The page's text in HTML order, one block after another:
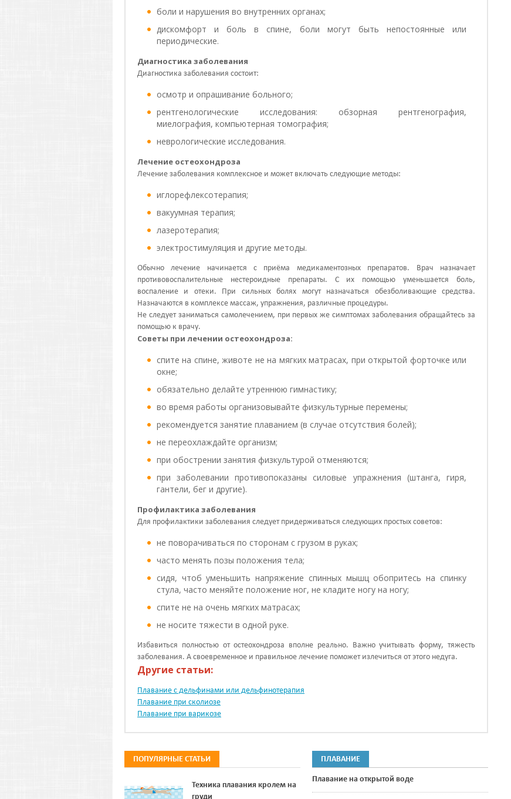
боли и нарушения во внутренних органах;
дискомфорт и боль в спине, боли могут быть непостоянные или
периодические.
Диагностика заболевания
Диагностика заболевания состоит:
осмотр и опрашивание больного;
рентгенологические исследования: обзорная рентгенография,
миелография, компьютерная томография;
неврологические исследования.
Лечение остеохондроза
Лечение заболевания комплексное и может включать следующие методы:
иглорефлексотерапия;
вакуумная терапия;
лазеротерапия;
электростимуляция и другие методы.
Обычно лечение начинается с приёма медикаментозных препаратов. Врач назначает
противовоспалительные нестероидные препараты. С их помощью уменьшается боль,
воспаление и отеки. При сильных болях могут назначаться обезболивающие средства.
Назначаются в комплексе массаж, упражнения, различные процедуры.
Не следует заниматься самолечением, при первых же симптомах заболевания обращайтесь за
помощью к врачу.
Советы при лечении остеохондроза:
спите на спине, животе не на мягких матрасах, при открытой форточке или
окне;
обязательно делайте утреннюю гимнастику;
во время работы организовывайте физкультурные перемены;
рекомендуется занятие плаванием (в случае отсутствия болей);
не переохлаждайте организм;
при обострении занятия физкультурой отменяются;
при заболевании противопоказаны силовые упражнения (штанга, гиря,
гантели, бег и другие).
Профилактика заболевания
Для профилактики заболевания следует придерживаться следующих простых советов:
не поворачиваться по сторонам с грузом в руках;
часто менять позы положения тела;
сидя, чтоб уменьшить напряжение спинных мышц обопритесь на спинку
стула, часто меняйте положение ног, не кладите ногу на ногу;
спите не на очень мягких матрасах;
не носите тяжести в одной руке.
Избавиться полностью от остеохондроза вполне реально. Важно учитывать форму, тяжесть
заболевания. А своевременное и правильное лечение поможет излечиться от этого недуга.
Другие статьи:
Плавание с дельфинами или дельфинотерапия
Плавание при сколиозе
Плавание при варикозе
ПОПУЛЯРНЫЕ СТАТЬИ
Техника плавания кролем на
груди
ПЛАВАНИЕ
Плавание на открытой воде